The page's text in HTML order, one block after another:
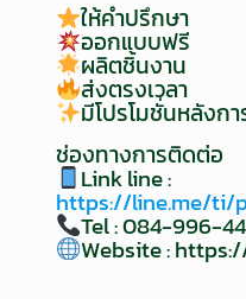
ให้คำปรึกษา
ออกแบบฟรี
ผลิตชิ้นงาน
ส่งตรงเวลา
มีโปรโมชั่นหลังกา
ช่องทางการติดต่อ
Link line :
https://line.me/ti/
Tel : 084-996-
Website :